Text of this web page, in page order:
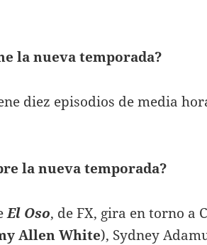
la nueva temporada?
diez episodios de media
la nueva temporada?
El Oso, de FX, gira en torno a
Allen White), Sydney